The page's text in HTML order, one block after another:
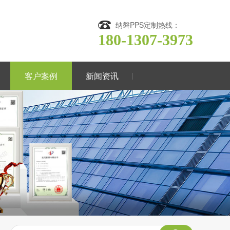
纳磐PPS定制热线：
180-1307-3973
客户案例 新闻资讯